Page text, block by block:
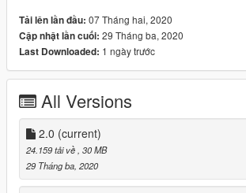
1.Add the body kits
2.Add the steeringwheel gear indicator
4.Solve the problem about A Pillar has a
5.The buttons on the steeringwheel are
6.Update the template
Tải lên lần đầu: 07 Tháng hai, 2020
Cập nhật lần cuối: 29 Tháng ba, 2020
Last Downloaded: 1 ngày trước
All Versions
2.0 (current)
24.159 tải về , 30 MB
29 Tháng ba, 2020